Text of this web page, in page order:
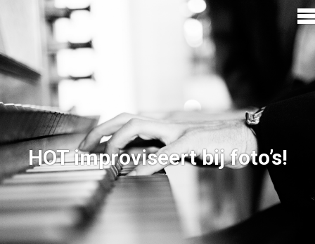
HOT improviseert bij foto’s!